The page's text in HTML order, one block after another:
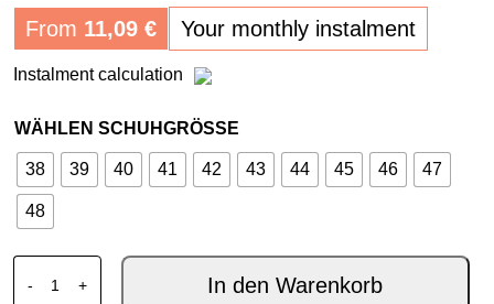
From 11,09 € Your monthly instalment
Instalment calculation
WÄHLEN SCHUHGRÖSSE
38 39 40 41 42 43 44 45 46 47
48
-
XPD X-NASHVILLE H2OUT SCHUHE SCHWARZ Menge
+ In den Warenkorb